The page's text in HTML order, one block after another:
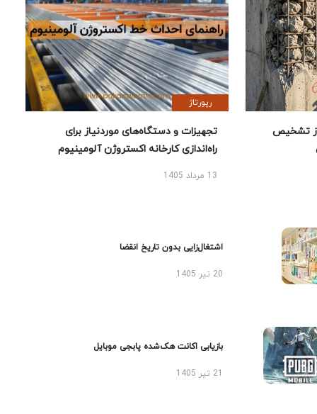
تشخیص
رپورتاژ
تجهیزات و دستگاه‌های موردنیاز برای
راه‌اندازی کارخانه اکستروژن آلومینیوم
13 مرداد 1405
اشتغال‌زایی بدون تاریخ انقضا
20 تیر 1405
بازیابی اکانت هک‌شده پابجی موبایل